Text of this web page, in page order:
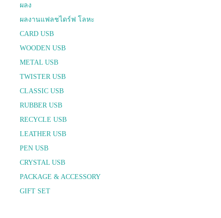
ผลง
ผลงานแฟลชไดร์ฟ โลหะ
CARD USB
WOODEN USB
METAL USB
TWISTER USB
CLASSIC USB
RUBBER USB
RECYCLE USB
LEATHER USB
PEN USB
CRYSTAL USB
PACKAGE & ACCESSORY
GIFT SET